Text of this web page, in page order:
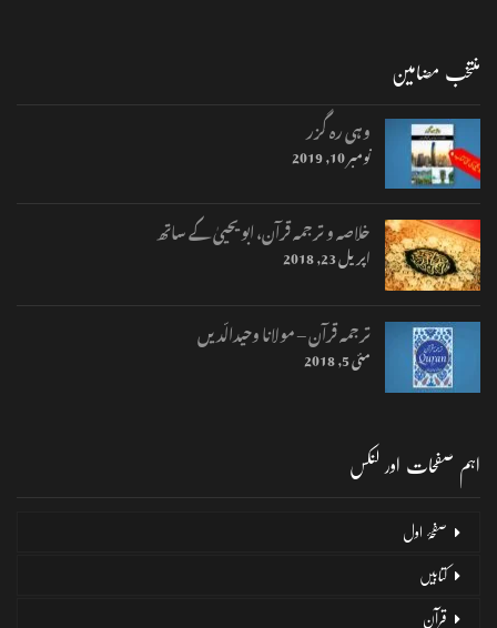
منتخب مضامین
وہی رہ گزر
نومبر 10, 2019
خلاصہ و ترجمہ قرآن، ابو یحییٰ کے ساتھ
اپریل 23, 2018
ترجمہ قرآن – مولانا وحیدالّدیں
مئی 5, 2018
اہم صفحات اور لنکس
صفحۂ اول
کتابیں
قرآن